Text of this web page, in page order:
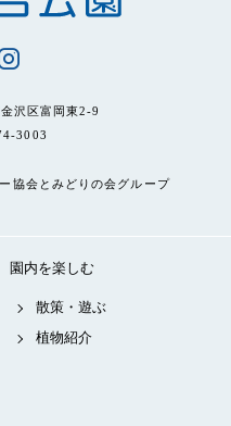
沢区富岡東2-9
3003
協会とみどりの会グループ
園内を楽しむ
散策・遊ぶ
植物紹介